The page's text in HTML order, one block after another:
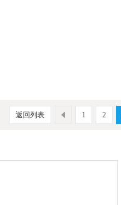
1 2
返回列表